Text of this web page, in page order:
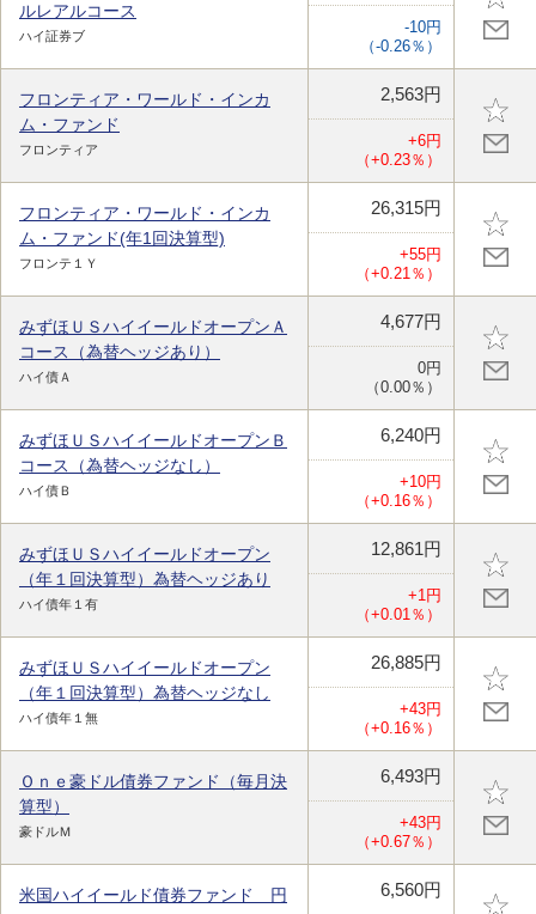
ルレアルコース
ハイ証券ブ
-10円
（-0.26％）
フロンティア・ワールド・インカ
ム・ファンド
フロンティア
2,563円
+6円
（+0.23％）
フロンティア・ワールド・インカ
ム・ファンド(年1回決算型)
フロンテ１Ｙ
26,315円
+55円
（+0.21％）
みずほＵＳハイイールドオープンＡ
コース（為替ヘッジあり）
ハイ債Ａ
4,677円
0円
（0.00％）
みずほＵＳハイイールドオープンＢ
コース（為替ヘッジなし）
ハイ債Ｂ
6,240円
+10円
（+0.16％）
みずほＵＳハイイールドオープン
（年１回決算型）為替ヘッジあり
ハイ債年１有
12,861円
+1円
（+0.01％）
みずほＵＳハイイールドオープン
（年１回決算型）為替ヘッジなし
ハイ債年１無
26,885円
+43円
（+0.16％）
Ｏｎｅ豪ドル債券ファンド（毎月決
算型）
豪ドルＭ
6,493円
+43円
（+0.67％）
米国ハイイールド債券ファンド 円
6,560円